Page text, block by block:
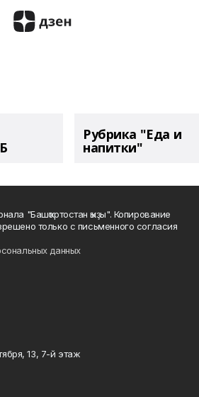
Рубрика "Еда и
напитки"
"Башҡортостан ҡыҙы". Копирование
только с письменного согласия
данных
13, 7-й этаж